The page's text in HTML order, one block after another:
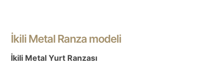
İkili Metal Ranza modeli
İkili Metal Yurt Ranzası